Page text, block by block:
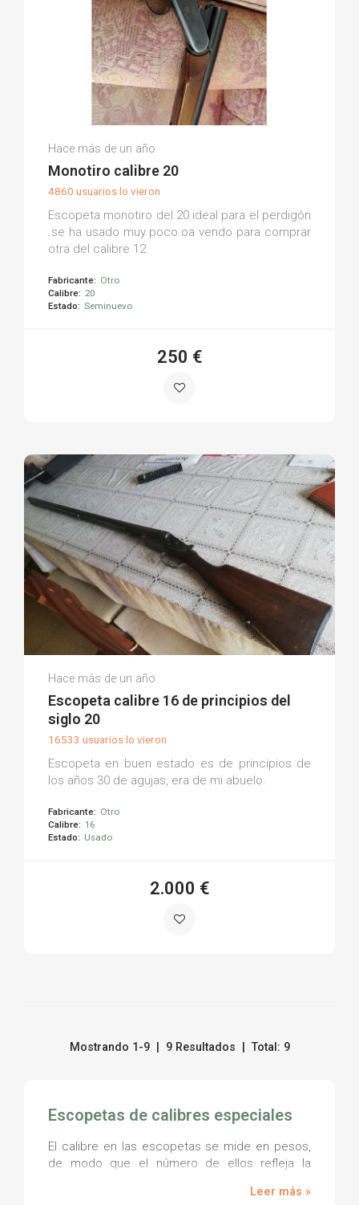
Marcos S.
Hace más de un año
Monotiro calibre 20
4860 usuarios lo vieron
Escopeta monotiro del 20 ideal para el perdigón
.se ha usado muy poco.oa vendo para comprar
otra del calibre 12
Fabricante: Otro
Calibre: 20
Estado: Seminuevo
250 €
Carlos M.
Hace más de un año
Escopeta calibre 16 de principios del
siglo 20
16533 usuarios lo vieron
Escopeta en buen estado es de principios de
los años 30 de agujas, era de mi abuelo.
Fabricante: Otro
Calibre: 16
Estado: Usado
2.000 €
Mostrando 1-9 | 9 Resultados | Total: 9
Escopetas de calibres especiales
El calibre en las escopetas se mide en pesos,
de modo que el número de ellos refleja la
conseguir con una libra de plomo y cuyo
Leer más »